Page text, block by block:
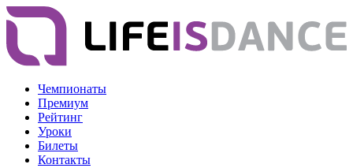
Чемпионаты
Премиум
Рейтинг
Уроки
Билеты
Контакты